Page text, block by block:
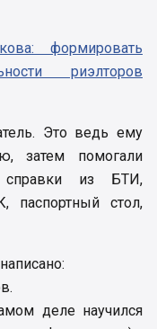
формировать
риэлторов
Это ведь ему
затем помогали
справки из БТИ,
паспортный стол,
деле научился